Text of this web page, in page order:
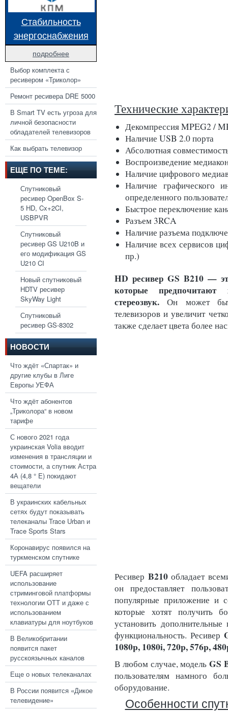
Стабильность
энергоснабжения
подробнее
Выбор комплекта с
ресивером «Триколор»
Ремонт ресивера DRE 5000
В Smart TV есть угроза для
личной безопасности
обладателей телевизоров
Как выбрать телевизор
ЕЩЕ ПО ТЕМЕ:
Спутниковый
ресивер OpenBox S-
5 HD, Cx+2CI,
USBPVR
Спутниковый
ресивер GS U210B и
его модификация GS
U210 CI
Новый спутниковый
HDTV ресивер
SkyWay Light
Спутниковый
ресивер GS-8302
НОВОСТИ
Что ждёт «Спартак» и
другие клубы в Лиге
Европы УЕФА
Что ждёт абонентов
„Триколора“ в новом
тарифе
С нового 2021 года
украинская Volia вводит
изменения в трансляции и
стоимости, а спутник Астра
4А (4,8 ° E) покидают
вещатели
В украинских кабельных
сетях будут показывать
телеканалы Trace Urban и
Trace Sports Stars
Коронавирус появился на
туркменском спутнике
UEFA расширяет
использование
стриминговой платформы
технологии ОТТ и даже с
использованием
клавиатуры для ноутбуков
В Великобритании
появится пакет
русскоязычных каналов
Еще о новых телеканалах
В России появится «Дикое
телевидение»
Технические
Декомпрессия MPEG2 /
Наличие USB 2.0 порта
Абсолютная
Воспроизведение
Наличие цифрового
Наличие графического
определенного
Быстрое переключение
Разъем 3RCA
Наличие разъема
Наличие всех сервисов
пр.)
HD ресивер GS B210 —
которые
стереозвук.Он может
телевизоров и увеличит
также сделает цвета более
Ресивер B210обладает
он предоставляет
популярные приложение и
которые хотят получить
установить
функциональность. Ресивер
1080p, 1080i, 720p, 576p,
В любом случае, модельGS
пользователям намного
оборудование.
Особенности